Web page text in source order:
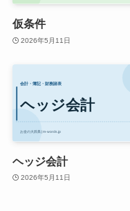
仮条件
2026年5月11日
ヘッジ会計
2026年5月11日